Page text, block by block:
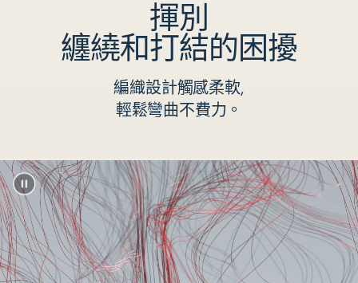
揮別
纏繞和打結的困擾
編織設計觸感柔軟,
輕鬆彎曲不費力。